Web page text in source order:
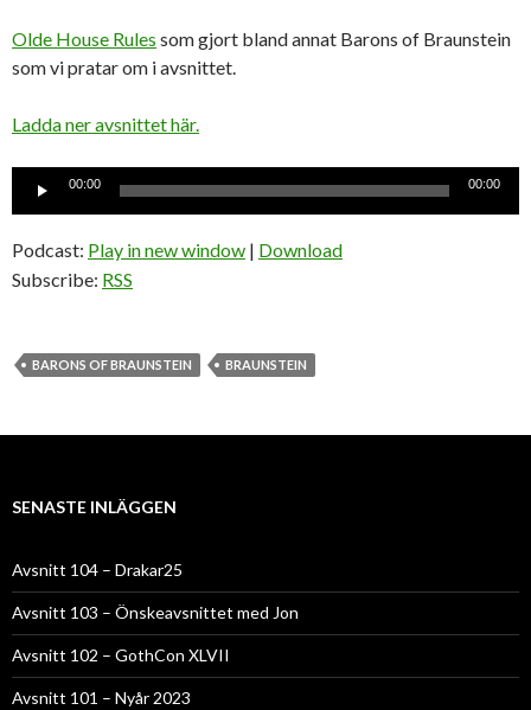
Olde House Rules som gjort bland annat Barons of Braunstein
som vi pratar om i avsnittet.
Ladda ner avsnittet här.
Ljudspelare
00:00 00:00
Podcast: Play in new window | Download
Subscribe: RSS
BARONS OF BRAUNSTEIN BRAUNSTEIN
SENASTE INLÄGGEN
Avsnitt 104 – Drakar25
Avsnitt 103 – Önskeavsnittet med Jon
Avsnitt 102 – GothCon XLVII
Avsnitt 101 – Nyår 2023